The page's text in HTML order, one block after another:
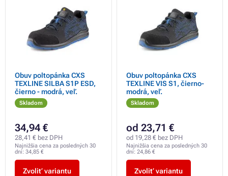
Obuv poltopánka CXS
TEXLINE SILBA S1P ESD,
čierno - modrá, veľ.
Skladom
34,94 €
28,41 € bez DPH
Najnižšia cena za posledných 30
dní: 34,85 €
Zvoliť variantu
Obuv poltopánka CXS
TEXLINE VIS S1, čierno-
modrá, veľ.
Skladom
od 23,71 €
od 19,28 € bez DPH
Najnižšia cena za posledných 30
dní: 24,86 €
Zvoliť variantu